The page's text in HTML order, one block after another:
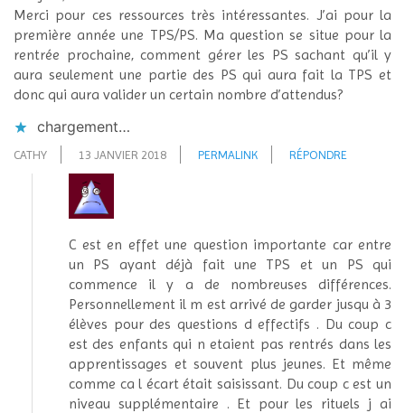
Merci pour ces ressources très intéressantes. J’ai pour la
première année une TPS/PS. Ma question se situe pour la
rentrée prochaine, comment gérer les PS sachant qu’il y
aura seulement une partie des PS qui aura fait la TPS et
donc qui aura valider un certain nombre d’attendus?
chargement…
CATHY 13 JANVIER 2018 PERMALINK RÉPONDRE
C est en effet une question importante car entre
un PS ayant déjà fait une TPS et un PS qui
commence il y a de nombreuses différences.
Personnellement il m est arrivé de garder jusqu à 3
élèves pour des questions d effectifs . Du coup c
est des enfants qui n etaient pas rentrés dans les
apprentissages et souvent plus jeunes. Et même
comme ca l écart était saisissant. Du coup c est un
niveau supplémentaire . Et pour les rituels j ai